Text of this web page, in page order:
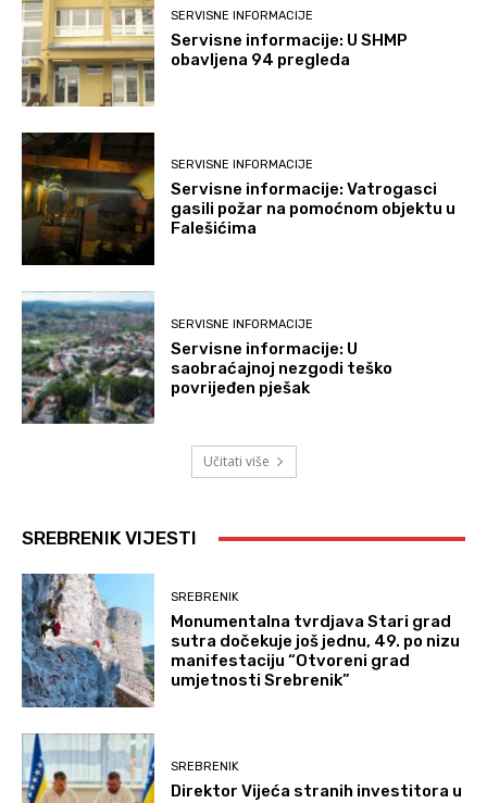
SERVISNE INFORMACIJE
Servisne informacije: U SHMP
obavljena 94 pregleda
SERVISNE INFORMACIJE
Servisne informacije: Vatrogasci
gasili požar na pomoćnom objektu u
Falešićima
SERVISNE INFORMACIJE
Servisne informacije: U
saobraćajnoj nezgodi teško
povrijeđen pješak
Učitati više
SREBRENIK VIJESTI
SREBRENIK
Monumentalna tvrdjava Stari grad
sutra dočekuje još jednu, 49. po nizu
manifestaciju “Otvoreni grad
umjetnosti Srebrenik”
SREBRENIK
Direktor Vijeća stranih investitora u